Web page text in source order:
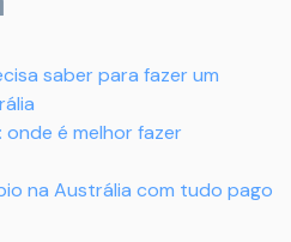
saber para fazer um
é melhor fazer
na Austrália com tudo pago